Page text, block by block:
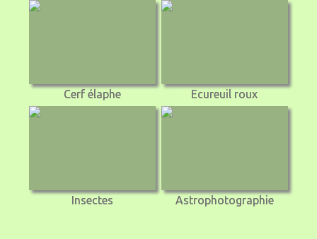
Cerf élaphe Ecureuil roux
Insectes Astrophotographie